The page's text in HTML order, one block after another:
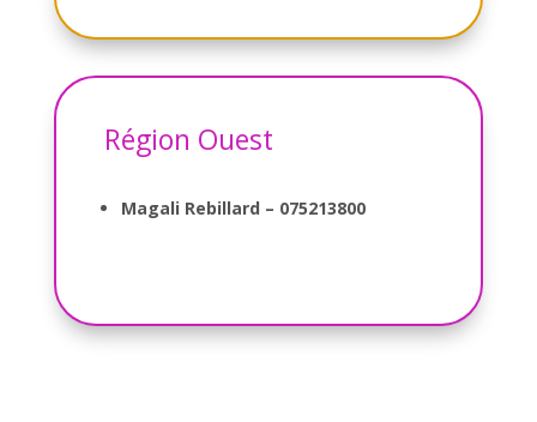
Région Ouest
Magali Rebillard – 075213800